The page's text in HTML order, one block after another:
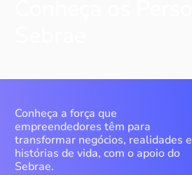
Conheça a força que
empreendedores têm para
transformar negócios, realidades e
histórias de vida, com o apoio do
Sebrae.